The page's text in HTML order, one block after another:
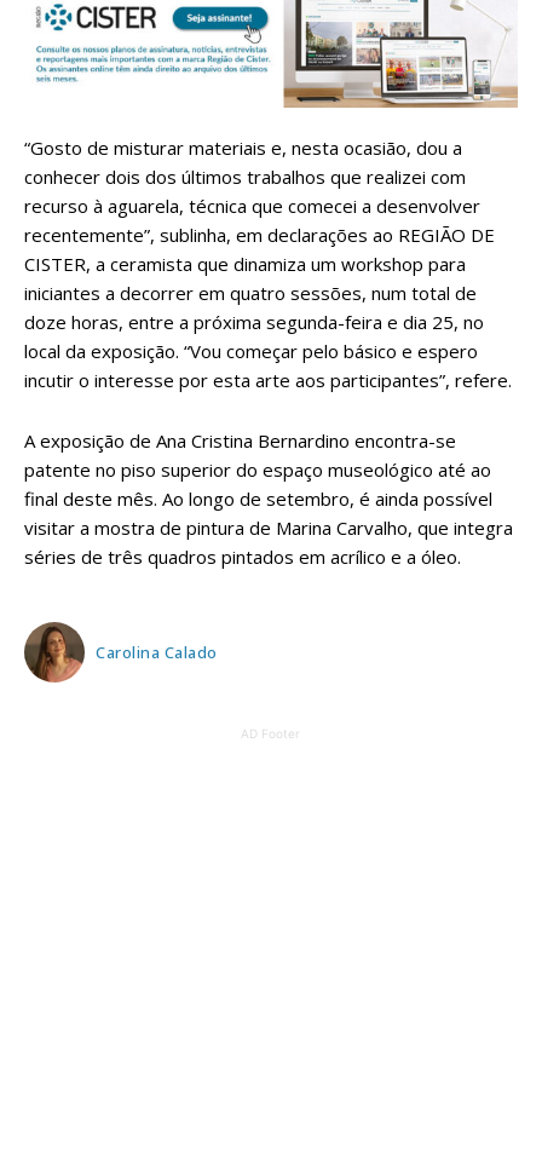
“Gosto de misturar materiais e, nesta ocasião, dou a
conhecer dois dos últimos trabalhos que realizei com
recurso à aguarela, técnica que comecei a desenvolver
recentemente”, sublinha, em declarações ao REGIÃO DE
CISTER, a ceramista que dinamiza um workshop para
iniciantes a decorrer em quatro sessões, num total de
doze horas, entre a próxima segunda-feira e dia 25, no
local da exposição. “Vou começar pelo básico e espero
incutir o interesse por esta arte aos participantes”, refere.
A exposição de Ana Cristina Bernardino encontra-se
patente no piso superior do espaço museológico até ao
final deste mês. Ao longo de setembro, é ainda possível
visitar a mostra de pintura de Marina Carvalho, que integra
séries de três quadros pintados em acrílico e a óleo.
Carolina Calado
AD Footer